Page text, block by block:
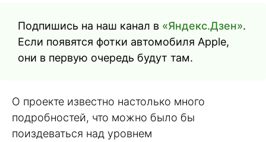
Подпишись на наш канал в «Яндекс.Дзен».
Если появятся фотки автомобиля Apple,
они в первую очередь будут там.
О проекте известно настолько много
подробностей, что можно было бы
поиздеваться над уровнем